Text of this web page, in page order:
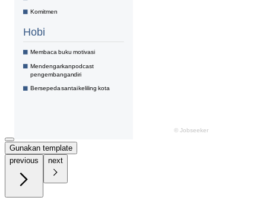
Gunakan template
previous
next